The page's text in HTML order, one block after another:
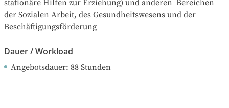
stationäre Hilfen zur Erziehung) und anderen  Bereichen
der Sozialen Arbeit, des Gesundheitswesens und der
Beschäftigungsförderung
Dauer / Workload
Angebotsdauer: 88 Stunden